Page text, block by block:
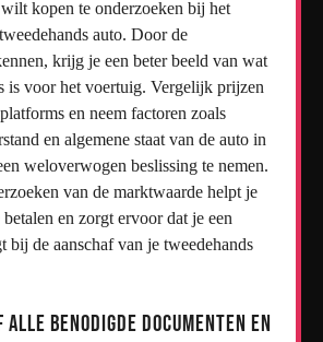
kopen te onderzoeken bij het
auto. Door de
krijg je een beter beeld van wat
is voor het voertuig. Vergelijk prijzen
en neem factoren zoals
en algemene staat van de auto in
weloverwogen beslissing te nemen.
van de marktwaarde helpt je
en zorgt ervoor dat je een
bij de aanschaf van je tweedehands
benodigde documenten en